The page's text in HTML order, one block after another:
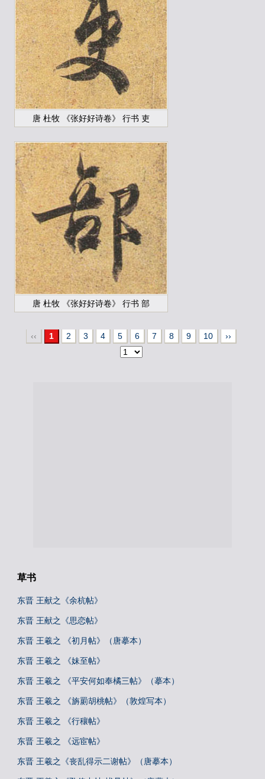
唐 杜牧 《张好好诗卷》 行书 吏
唐 杜牧 《张好好诗卷》 行书 部
‹‹ 1 2 3 4 5 6 7 8 9 10 ››
草书
东晋 王献之《余杭帖》
东晋 王献之《思恋帖》
东晋 王羲之 《初月帖》（唐摹本）
东晋 王羲之 《妹至帖》
东晋 王羲之 《平安何如奉橘三帖》（摹本）
东晋 王羲之 《旃罽胡桃帖》（敦煌写本）
东晋 王羲之 《行穰帖》
东晋 王羲之 《远宦帖》
东晋 王羲之《丧乱得示二谢帖》（唐摹本）